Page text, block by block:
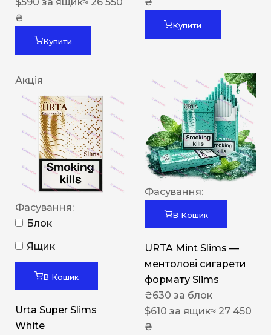
$590 за ящик≈ 26 550
₴
Купити
₴
Купити
Акція
Фасування:
Блок
Ящик
В Кошик
Urta Super Slims
White
Фасування:
В Кошик
URTA Mint Slims —
ментолові сигарети
формату Slims
₴630 за блок
$610 за ящик≈ 27 450
₴